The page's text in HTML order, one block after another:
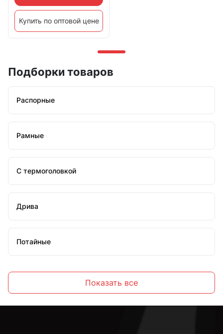
Купить по оптовой цене
Подборки товаров
Распорные
Рамные
С термоголовкой
Дрива
Потайные
Показать все